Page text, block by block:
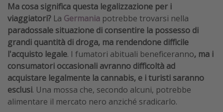
Ma cosa significa questa legalizzazione per i
viaggiatori? La Germania potrebbe trovarsi nella
paradossale situazione di consentire la possesso di
grandi quantità di droga, ma rendendone difficile
l'acquisto legale. I fumatori abituali beneficeranno, ma i
consumatori occasionali avranno difficoltà ad
acquistare legalmente la cannabis, e i turisti saranno
esclusi. Una mossa che, secondo alcuni, potrebbe
alimentare il mercato nero anziché sradicarlo.